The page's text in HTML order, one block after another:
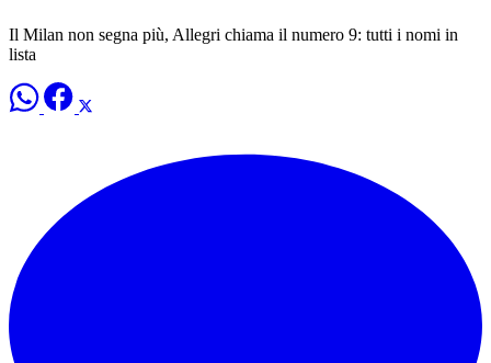
Il Milan non segna più, Allegri chiama il numero 9: tutti i nomi in
lista